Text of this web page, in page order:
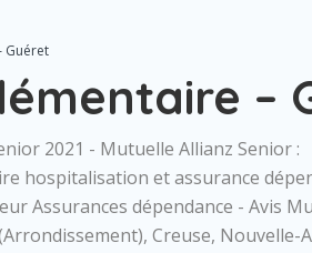
Guéret
–
2021 - Mutuelle Allianz Senior :
hospitalisation et assurance
Assurances dépendance - Avis
Creuse, Nouvelle-